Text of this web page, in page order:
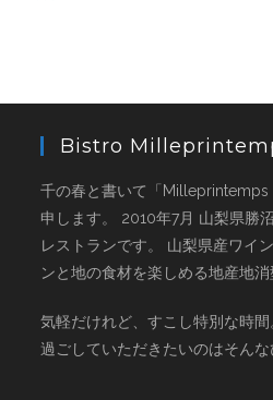
Bistro
千の春と書いて「Milleprintemps
申します。 2010年7月 山梨県勝
レストランです。 山梨県産ワイ
ンと地の食材を楽しめる地産地消
気軽だけれど、すこし特別な時間
過ごしていただきたいのはそんな